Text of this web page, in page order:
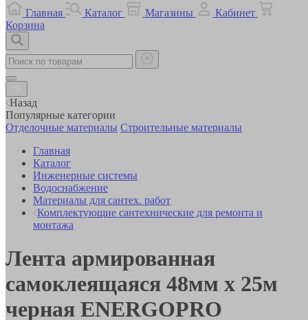
Главная
Каталог Магазины
Кабинет
Корзина
Назад
Популярные категории
Отделочные материалы Строительные материалы
Главная
Каталог
Инженерные системы
Водоснабжение
Материалы для сантех. работ
Комплектующие сантехнические для ремонта и
монтажа
Лента армированная
самоклеящаяся 48мм х 25м
черная ENERGOPRO